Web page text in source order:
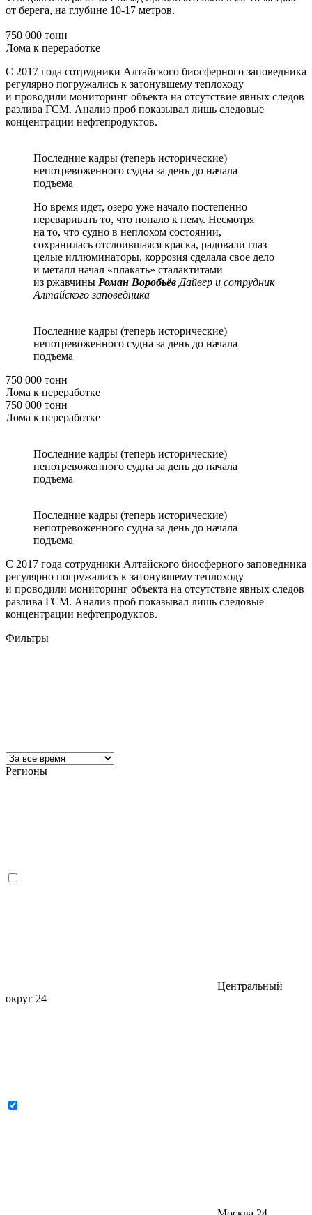
от берега, на глубине 10-17 метров.
750 000 тонн
Лома к переработке
С 2017 года сотрудники Алтайского биосферного заповедника
регулярно погружались к затонувшему теплоходу
и проводили мониторинг объекта на отсутствие явных следов
разлива ГСМ. Анализ проб показывал лишь следовые
концентрации нефтепродуктов.
Последние кадры (теперь исторические)
непотревоженного судна за день до начала
подъема
Но время идет, озеро уже начало постепенно
переваривать то, что попало к нему. Несмотря
на то, что судно в неплохом состоянии,
сохранилась отслоившаяся краска, радовали глаз
целые иллюминаторы, коррозия сделала свое дело
и металл начал «плакать» сталактитами
из ржавчины Роман Воробьёв Дайвер и сотрудник
Алтайского заповедника
Последние кадры (теперь исторические)
непотревоженного судна за день до начала
подъема
750 000 тонн
Лома к переработке
750 000 тонн
Лома к переработке
Последние кадры (теперь исторические)
непотревоженного судна за день до начала
подъема
Последние кадры (теперь исторические)
непотревоженного судна за день до начала
подъема
С 2017 года сотрудники Алтайского биосферного заповедника
регулярно погружались к затонувшему теплоходу
и проводили мониторинг объекта на отсутствие явных следов
разлива ГСМ. Анализ проб показывал лишь следовые
концентрации нефтепродуктов.
Фильтры
Регионы
Центральный
округ 24